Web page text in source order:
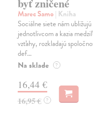
byť zničené
Marec Samo| Kniha
Sociálne siete nám
jednotlivcom a kazia
vzťahy, rozkladajú
def...
Na sklade ?
16,44 €
16,95 € ?